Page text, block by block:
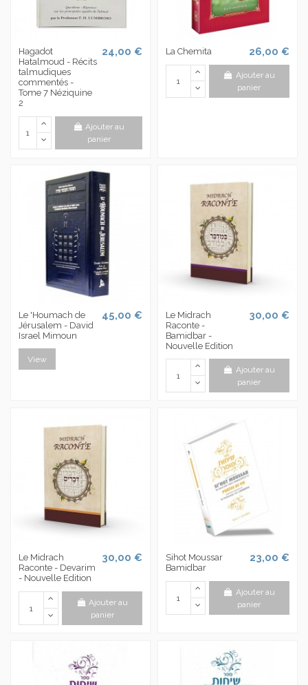
Hagadot
Hatalmoud - Récits
talmudiques
commentés -
Tome 7 Néziquine
2
24,00 €
Ajouter au
panier
La Chemita 26,00 €
Ajouter au
panier
Le 'Houmach de
Jérusalem - David
Israel Mimoun
45,00 €
View
Le Midrach
Raconte -
Bamidbar -
Nouvelle Edition
30,00 €
Ajouter au
panier
Le Midrach
Raconte - Devarim
- Nouvelle Edition
30,00 €
Ajouter au
panier
Sihot Moussar
Bamidbar
23,00 €
Ajouter au
panier